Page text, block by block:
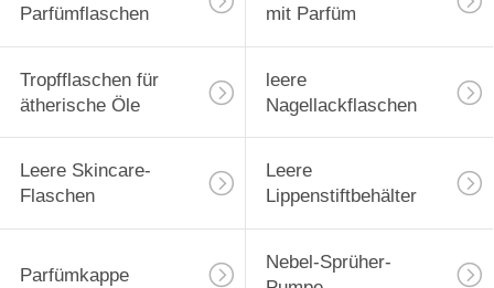
Parfümflaschen
mit Parfüm
Tropfflaschen für
ätherische Öle
leere
Nagellackflaschen
Leere Skincare-
Flaschen
Leere
Lippenstiftbehälter
Parfümkappe
Nebel-Sprüher-